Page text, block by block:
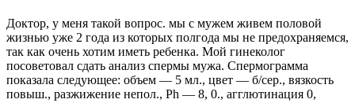
Доктор, у меня такой вопрос. мы с мужем живем половой
жизнью уже 2 года из которых полгода мы не предохраняемся,
так как очень хотим иметь ребенка. Мой гинеколог
посоветовал сдать анализ спермы мужа. Спермограмма
показала следующее: объем — 5 мл., цвет — б/сер., вязкость
повыш., разжижение непол., Ph — 8, 0., агглютинация 0,